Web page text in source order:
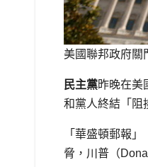
美國聯邦政府關
民主黨昨晚在美
和黨人終結「阻
「華盛頓郵報
脅，川普（